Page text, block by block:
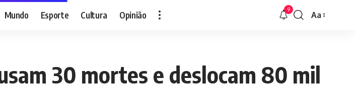
Mundo Esporte Cultura Opinião 9
Font
Aa
30 mortes e deslocam 80 mil